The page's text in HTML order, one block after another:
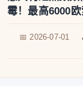
霉！最高6000欧
📅 2026-07-01